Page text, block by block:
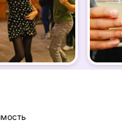
from original language)